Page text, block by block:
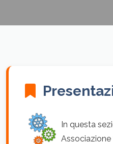
In questa
Associazione